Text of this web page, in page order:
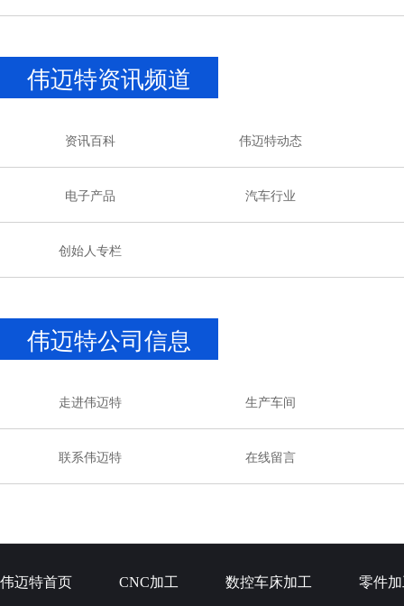
伟迈特资讯频道
资讯百科 伟迈特动态
电子产品 汽车行业
创始人专栏
伟迈特公司信息
走进伟迈特 生产车间
联系伟迈特 在线留言
伟迈特首页 CNC加工 数控车床加工 零件